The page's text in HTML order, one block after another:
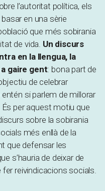
l’autoritat política, els
en una sèrie
que més sobirania
de vida. Un discurs
en la llengua, la
gaire gent: bona part de
de celebrar
si parlem de millorar
per aquest motiu que
sobre la sobirania
més enllà de la
que defensar les
s’hauria de deixar de
reivindicacions socials.